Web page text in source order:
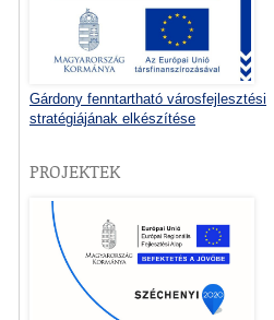
Gárdony fenntartható városfejlesztési
stratégiájának elkészítése
PROJEKTEK